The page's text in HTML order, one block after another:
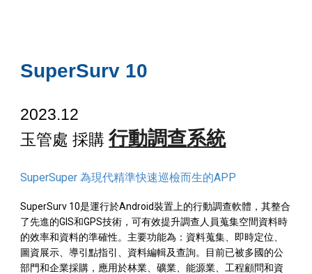
SuperSurv 10
2023.12
玉管處 採購行動調查系統
SuperSuper為現代精準快速巡檢而生的APP
SuperSurv 10是運行於Android裝置上的行動調查軟體，其整合
了先進的GIS和GPS技術，可有效提升調查人員蒐集空間資料時
的效率和資料的準確性。主要功能為：資料蒐集、即時定位、
圖資展示、導引點指引、資料編輯及查詢。目前已被多國的公
部門和企業採購，應用於林業、礦業、能源業、工程顧問和資